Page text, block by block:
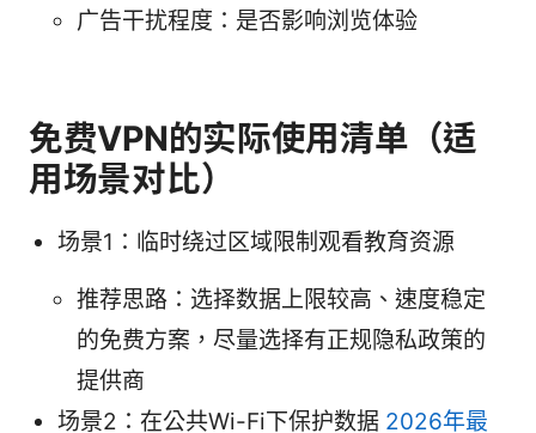
广告干扰程度：是否影响浏览体验
免费VPN的实际使用清单（适
用场景对比）
场景1：临时绕过区域限制观看教育资源
推荐思路：选择数据上限较高、速度稳定
的免费方案，尽量选择有正规隐私政策的
提供商
场景2：在公共Wi-Fi下保护数据 2026年最